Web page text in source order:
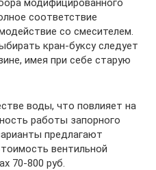
соответствие
со смесителем.
кран-буксу следует
имея при себе старую
воды, что повлияет на
работы запорного
предлагают
вентильной
70-800 руб.